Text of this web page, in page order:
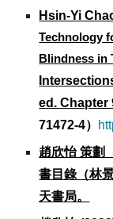
Hsin-Yi
Technology
Blindness in
ed. Chapter
71472-4）
趙欣怡 策劃
書目錄（林
天書局。